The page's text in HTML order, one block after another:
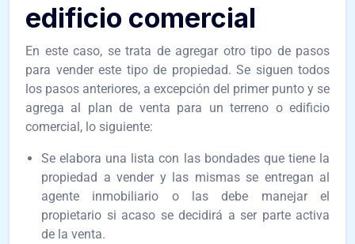
edificio comercial
En este caso, se trata de agregar otro tipo de pasos
para vender este tipo de propiedad. Se siguen todos
los pasos anteriores, a excepción del primer punto y se
agrega al plan de venta para un terreno o edificio
comercial, lo siguiente:
Se elabora una lista con las bondades que tiene la
propiedad a vender y las mismas se entregan al
agente inmobiliario o las debe manejar el
propietario si acaso se decidirá a ser parte activa
de la venta.